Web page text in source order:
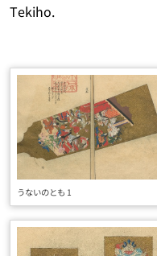
Tekiho.
うないのとも 1